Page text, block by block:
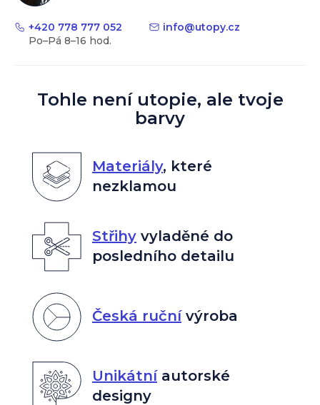
+420 778 777 052 info@utopy.cz
Tohle není utopie, ale tvoje
barvy
Materiály, které
nezklamou
Střihyvyladěné do
posledního detailu
Česká ručnívýroba
Unikátníautorské
designy